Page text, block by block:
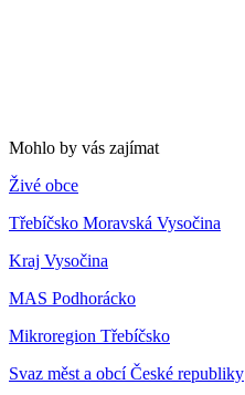
Mohlo by vás zajímat
Živé obce
Třebíčsko Moravská Vysočina
Kraj Vysočina
MAS Podhorácko
Mikroregion Třebíčsko
Svaz měst a obcí České republiky